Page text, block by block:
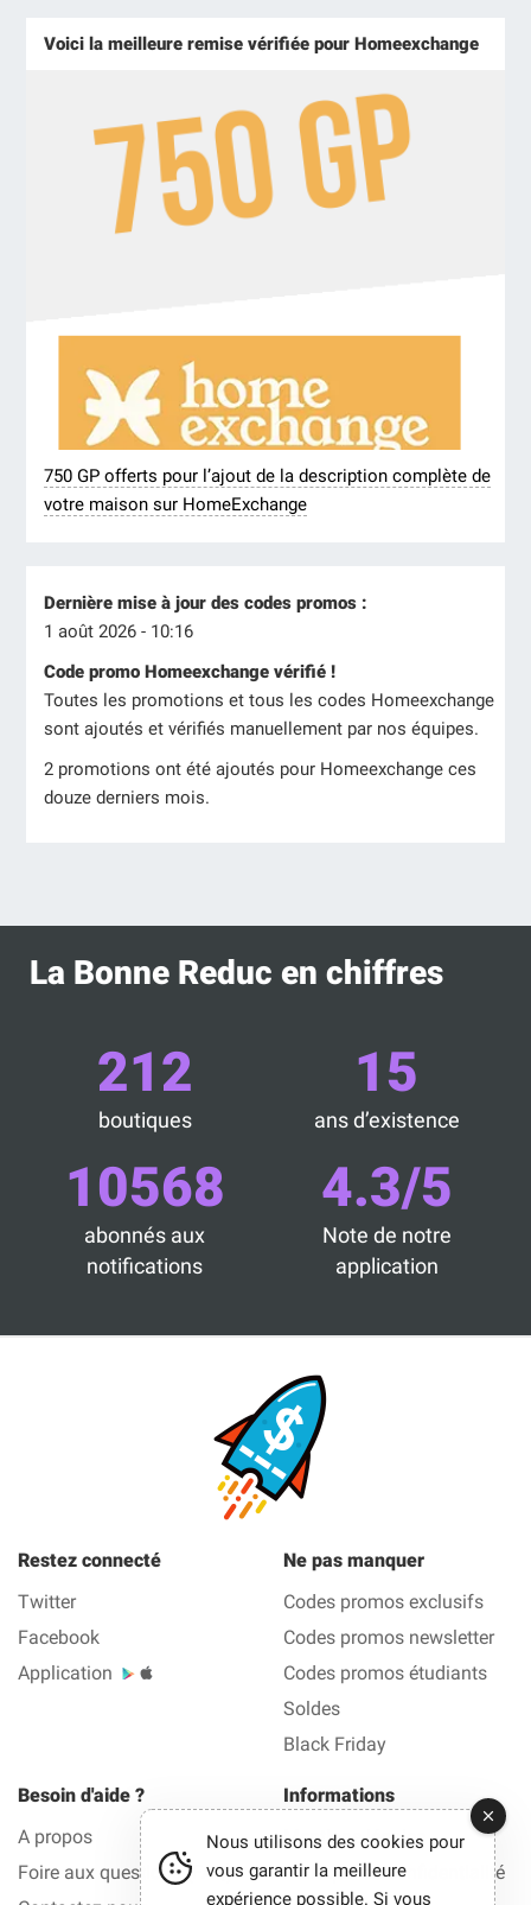
Voici la meilleure remise vérifiée pour Homeexchange
750 GP offerts pour l’ajout de la description complète de
votre maison sur HomeExchange
Dernière mise à jour des codes promos :
1 août 2026 - 10:16
Code promo Homeexchange vérifié !
Toutes les promotions et tous les codes Homeexchange
sont ajoutés et vérifiés manuellement par nos équipes.
2 promotions ont été ajoutés pour Homeexchange ces
douze derniers mois.
La Bonne Reduc en chiffres
212
boutiques
15
ans d’existence
10568
abonnés aux
notifications
4.3/5
Note de notre
application
Restez connecté
Twitter
Facebook
Application
Ne pas manquer
Codes promos exclusifs
Codes promos newsletter
Codes promos étudiants
Soldes
Black Friday
Besoin d'aide ?
A propos
Foire aux questions (FAQ)
Informations
Mentions légales
Politique de confidentialité
Nous utilisons des cookies pour
vous garantir la meilleure
expérience possible. Si vous